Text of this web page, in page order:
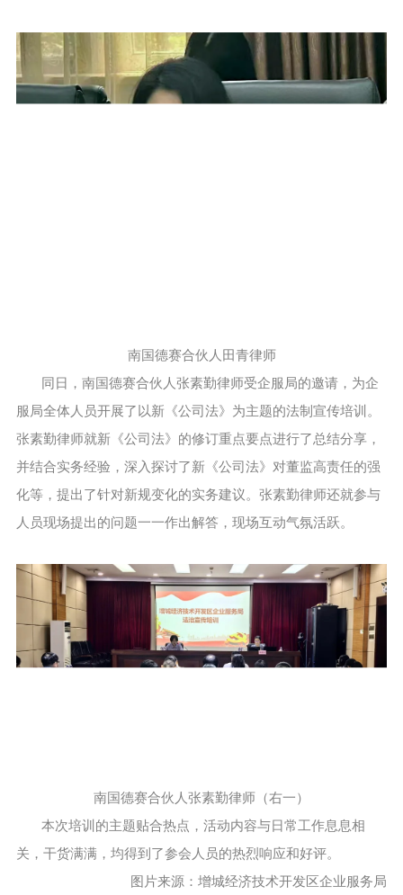
南国德赛合伙人田青律师
同日，南国德赛合伙人张素勤律师受企服局的邀请，为企
服局全体人员开展了以新《公司法》为主题的法制宣传培训。
张素勤律师就新《公司法》的修订重点要点进行了总结分享，
并结合实务经验，深入探讨了新《公司法》对董监高责任的强
化等，提出了针对新规变化的实务建议。张素勤律师还就参与
人员现场提出的问题一一作出解答，现场互动气氛活跃。
南国德赛合伙人张素勤律师（右一）
本次培训的主题贴合热点，活动内容与日常工作息息相
关，干货满满，均得到了参会人员的热烈响应和好评。
图片来源：增城经济技术开发区企业服务局